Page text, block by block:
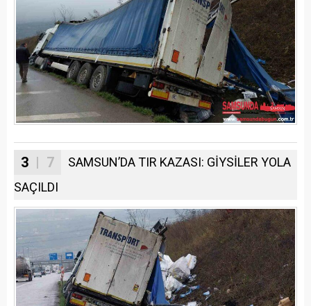
3 | 7
SAMSUN’DA TIR KAZASI: GİYSİLER YOLA
SAÇILDI